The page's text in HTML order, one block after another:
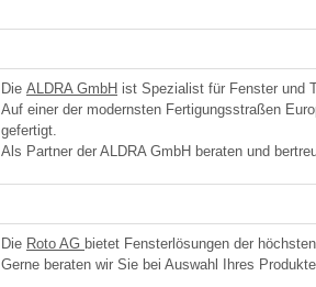
Die ALDRA GmbH ist Spezialist für Fenster und
Auf einer der modernsten Fertigungsstraßen
gefertigt.
Als Partner der ALDRA GmbH beraten und
Die Roto AG bietet Fensterlösungen der
Gerne beraten wir Sie bei Auswahl Ihres